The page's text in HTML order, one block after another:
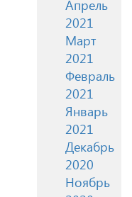
Апрель
2021
Март
2021
Февраль
2021
Январь
2021
Декабрь
2020
Ноябрь